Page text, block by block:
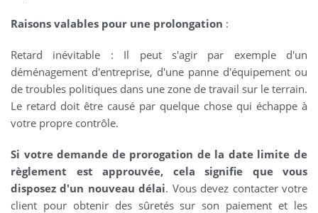
Raisons valables pour une prolongation :
Retard inévitable : Il peut s'agir par exemple d'un
déménagement d'entreprise, d'une panne d'équipement ou
de troubles politiques dans une zone de travail sur le terrain.
Le retard doit être causé par quelque chose qui échappe à
votre propre contrôle.
Si votre demande de prorogation de la date limite de
règlement est approuvée, cela signifie que vous
disposez d'un nouveau délai. Vous devez contacter votre
client pour obtenir des sûretés sur son paiement et les